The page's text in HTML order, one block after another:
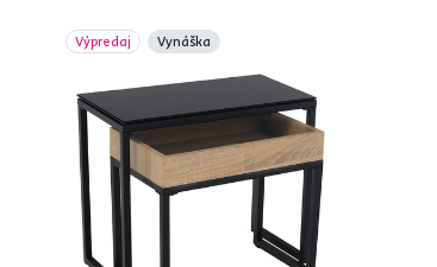
Výpredaj Vynáška